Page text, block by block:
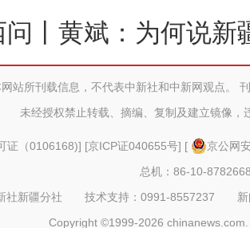
以“阅读+文旅+非遗+农技”
实
问丨黄斌：为何说新
交
站所刊载信息，不代表中新社和中新网观点。
未经授权禁止转载、摘编、复制及建立镜像，
证（0106168)] [京ICP证040655号] [
京公网
总机：86-10-
社新疆分社 技术支持：0991-8557237
Copyright ©1999-2026